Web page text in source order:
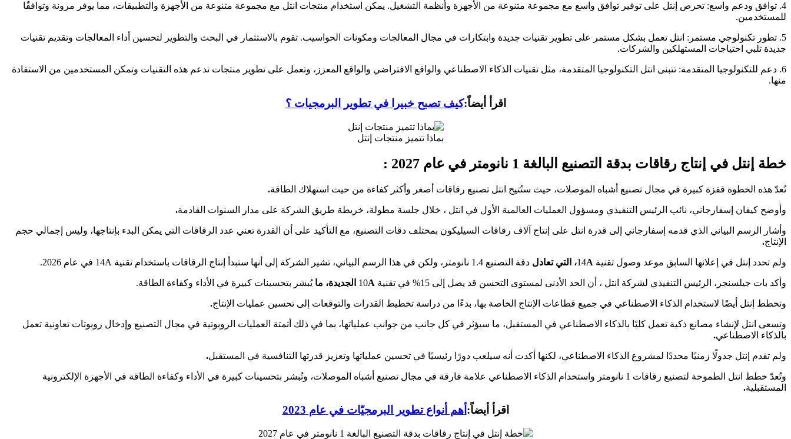
4. توافق ودعم واسع: تحرص إنتل على توفير توافق واسع مع مجموعة متنوعة من الأجهزة وأنظمة التشغيل. يمكن استخدام منتجات انتل مع مجموعة متنوعة من الأجهزة والتطبيقات، مما يوفر مرونة وتوافقًا
للمستخدمين.
5. تطور تكنولوجي مستمر: انتل تعمل بشكل مستمر على تطوير تقنيات جديدة وابتكارات في مجال المعالجات ومكونات الحواسيب. تقوم بالاستثمار في البحث والتطوير لتحسين أداء المعالجات وتقديم تقنيات
جديدة تلبي احتياجات المستهلكين والشركات.
6. دعم للتكنولوجيا المتقدمة: تتبنى انتل التكنولوجيا المتقدمة، مثل تقنيات الذكاء الاصطناعي والواقع الافتراضي والواقع المعزز، وتعمل على تطوير منتجات تدعم هذه التقنيات وتمكن المستخدمين من الاستفادة
منها.
اقرأ أيضاً:كيف تصبح خبيرا في تطوير البرمجيات ؟
بماذا تتميز منتجات إنتل
خطة إنتل في إنتاج رقاقات بدقة التصنيع البالغة 1 نانومتر في عام 2027 :
تُعدّ هذه الخطوة قفزة كبيرة في مجال تصنيع أشباه الموصلات، حيث ستُتيح انتل تصنيع رقاقات أصغر وأكثر كفاءة من حيث استهلاك الطاقة.
وأوضح كيفان إسفارجاني، نائب الرئيس التنفيذي ومسؤول العمليات العالمية الأول في انتل ، خلال جلسة مطولة، خريطة طريق الشركة على مدار السنوات القادمة.
وأشار الرسم البياني الذي قدمه إسفارجاني إلى قدرة انتل على إنتاج آلاف رقاقات السيليكون بمختلف دقات التصنيع، مع التأكيد على أن القدرة تعني عدد الرقاقات التي يمكن البدء بإنتاجها، وليس إجمالي حجم
الإنتاج.
ولم تحدد إنتل في إعلانها السابق موعد وصول تقنية 14 A، التي تعادل دقة التصنيع 1.4 نانومتر، ولكن في هذا الرسم البياني، تشير الشركة إلى أنها ستبدأ إنتاج الرقاقات باستخدام تقنية 14A في عام 2026.
وأكد بات جيلسنجر، الرئيس التنفيذي لشركة انتل ، أن الحد الأدنى لمستوى التحسن قد يصل إلى 15% في تقنية 10 A الجديدة، ما يُبشر بتحسينات كبيرة في الأداء وكفاءة الطاقة.
وتخطط إنتل أيضًا لاستخدام الذكاء الاصطناعي في جميع قطاعات الإنتاج الخاصة بها، بدءًا من دراسة تخطيط القدرات والتوقعات إلى تحسين عمليات الإنتاج.
وتسعى انتل لإنشاء مصانع ذكية تعمل كليًا بالذكاء الاصطناعي في المستقبل، ما سيؤثر في كل جانب من جوانب عملياتها، بما في ذلك أتمتة العمليات الروبوتية في مجال التصنيع وإدخال روبوتات تعاونية تعمل
بالذكاء الاصطناعي.
ولم تقدم إنتل جدولًا زمنيًا محددًا لمشروع الذكاء الاصطناعي، لكنها أكدت أنه سيلعب دورًا رئيسيًا في تحسين عملياتها وتعزيز قدرتها التنافسية في المستقبل.
وتُعدّ خطط انتل الطموحة لتصنيع رقاقات 1 نانومتر واستخدام الذكاء الاصطناعي علامة فارقة في مجال تصنيع أشباه الموصلات، وتُبشر بتحسينات كبيرة في الأداء وكفاءة الطاقة في الأجهزة الإلكترونية
المستقبلية.
اقرأ أيضاً: أهم أنواع تطوير البرمجيّات في عام 2023